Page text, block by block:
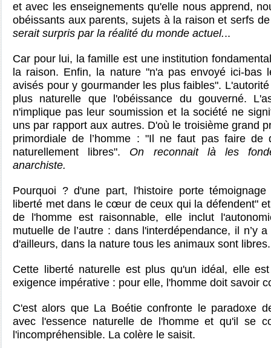
et avec les enseignements qu'elle nous apprend,
obéissants aux parents, sujets à la raison et serfs
serait surpris par la réalité du monde actuel...
Car pour lui, la famille est une institution
la raison. Enfin, la nature "n'a pas envoyé ici-bas
avisés pour y gourmander les plus faibles".
plus naturelle que l'obéissance du gouverné.
n'implique pas leur soumission et la société ne
uns par rapport aux autres. D'où le troisième grand
primordiale de l’homme : "Il ne faut pas faire de
naturellement libres". On reconnait là les
anarchiste.
Pourquoi ? d'une part, l'histoire porte
liberté met dans le cœur de ceux qui la défendent"
de l'homme est raisonnable, elle inclut
mutuelle de l’autre : dans l'interdépendance, il n’y
d'ailleurs, dans la nature tous les animaux sont libres.
Cette liberté naturelle est plus qu'un idéal, elle
exigence impérative : pour elle, l'homme doit savoir
C'est alors que La Boétie confronte le paradoxe
avec l'essence naturelle de l'homme et qu'il se
l'incompréhensible. La colère le saisit.